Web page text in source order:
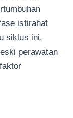
istirahat
siklus ini,
perawatan